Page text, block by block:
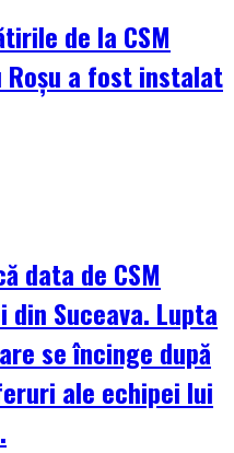
de la CSM
Roșu a fost instalat
data de CSM
Suceava. Lupta
se încinge după
ale echipei lui